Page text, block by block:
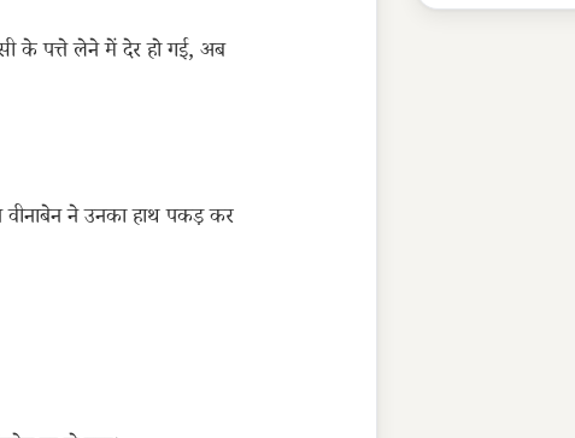
के पत्ते लेने में देर हो गई, अब
ने उनका हाथ पकड़ कर